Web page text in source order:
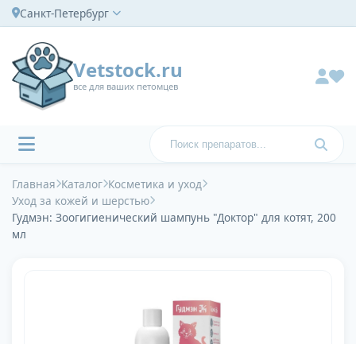
Санкт-Петербург
Vetstock.ru
все для ваших петомцев
Главная Каталог Косметика и уход
Уход за кожей и шерстью
Гудмэн: Зоогигиенический шампунь "Доктор" для котят, 200
мл